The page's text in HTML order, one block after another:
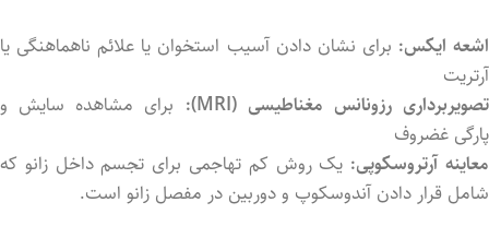
اشعه ایکس: برای نشان داد‌ن آسیب استخوان یا علائم ناهماهنگی یا
آرتریت
تصویربرداری رزونانس مغناطیسی (MRI
): برای مشاهده سایش و
پارگی غضروف
معاینه آرتروسکوپی: یک روش کم تهاجمی برای تجسم داخل زانو که
شامل قرار داد‌ن آندوسکوپ و دوربین در مفصل زانو است.